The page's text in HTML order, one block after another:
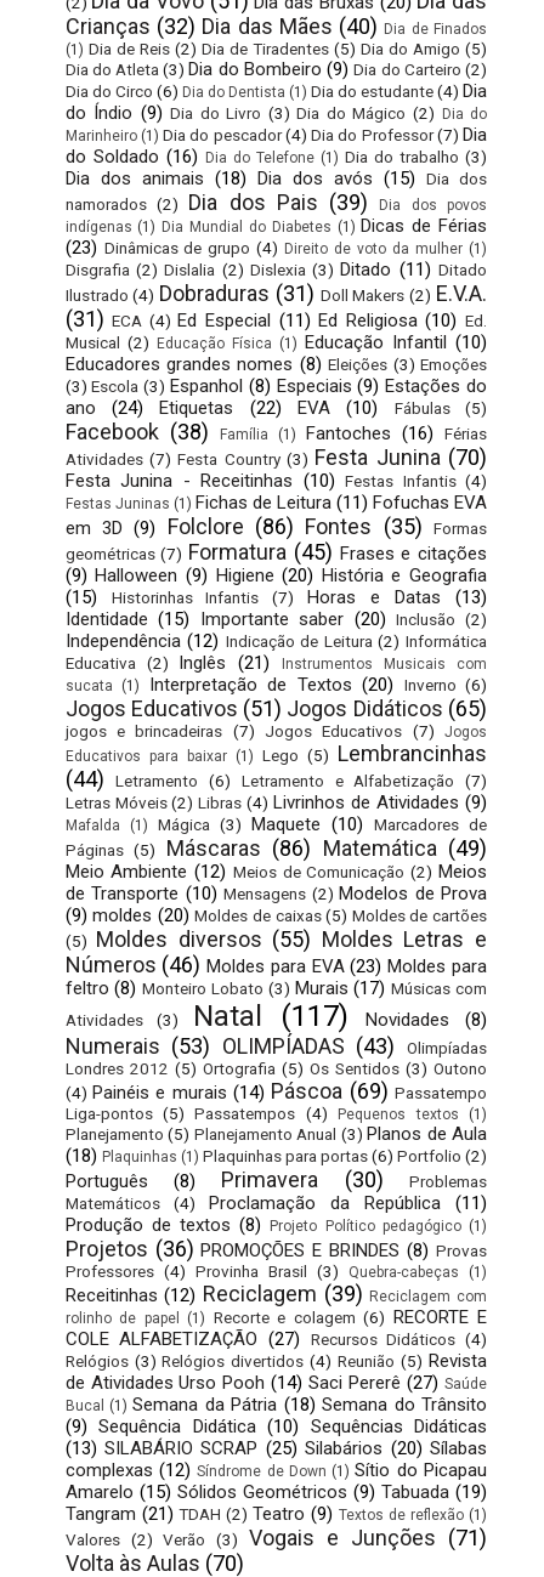
Crianças (32) Dia das Mães (40) Dia de Finados
(1) Dia de Reis (2) Dia de Tiradentes (5) Dia do Amigo (5)
Dia do Atleta (3) Dia do Bombeiro (9) Dia do Carteiro (2)
Dia do Circo (6) Dia do Dentista (1) Dia do estudante(4) Dia
do Índio (9) Dia do Livro (3) Dia do Mágico (2)
Dia do
Marinheiro (1) Dia do pescador (4) Dia do Professor (7) Dia
do Soldado (16) Dia do Telefone (1) Dia do trabalho (3)
Dia dos animais (18) Dia dos avós (15)
Dia dos
namorados (2) Dia dos Pais (39)
Dia dos povos
indígenas (1) Dia Mundial do Diabetes (1) Dicas de Férias
(23) Dinâmicas de grupo (4) Direito de voto da mulher (1)
Disgrafia (2) Dislalia (2) Dislexia (3) Ditado (11) Ditado
Ilustrado (4) Dobraduras (31) Doll Makers (2) E.V.A.
(31) ECA (4) Ed Especial (11) Ed Religiosa (10) Ed.
Musical (2) Educação Física (1) Educação Infantil (10)
Educadores grandes nomes (8) Eleições (3) Emoções
(3) Escola (3) Espanhol (8) Especiais (9) Estações do
ano
(24) Etiquetas (22) EVA (10) Fábulas (5)
Facebook (38) Família (1) Fantoches (16)
Férias
Atividades (7) Festa Country (3) Festa Junina (70)
Festa Junina - Receitinhas (10) Festas Infantis (4)
Festas Juninas (1) Fichas de Leitura (11) Fofuchas EVA
em 3D (9) Folclore (86) Fontes (35)
Formas
geométricas (7) Formatura (45) Frases e citações
(9) Halloween (9) Higiene (20) História e Geografia
(15)
Historinhas Infantis (7) Horas e Datas
(13)
Identidade (15) Importante saber (20) Inclusão (2)
Independência (12) Indicação de Leitura (2) Informática
Educativa
(2) Inglês (21)
Instrumentos Musicais com
sucata
(1) Interpretação de Textos (20) Inverno (6)
Jogos Educativos (51) Jogos Didáticos (65)
jogos e brincadeiras (7) Jogos Educativos (7)
Jogos
Educativos para baixar (1) Lego (5) Lembrancinhas
(44)
Letramento (6) Letramento e Alfabetização
(7)
Letras Móveis (2) Libras (4) Livrinhos de Atividades (9)
Mafalda (1) Mágica (3) Maquete (10)
Marcadores de
Páginas (5) Máscaras (86) Matemática (49)
Meio Ambiente (12) Meios de Comunicação (2) Meios
de Transporte (10) Mensagens (2) Modelos de Prova
(9) moldes (20) Moldes de caixas (5) Moldes de cartões
(5) Moldes diversos (55) Moldes Letras e
Números (46) Moldes para EVA (23) Moldes para
feltro (8) Monteiro Lobato (3) Murais (17) Músicas com
Atividades
(3) Natal (117) Novidades (8)
Numerais (53) OLIMPÍADAS (43)
Olimpíadas
Londres 2012 (5) Ortografia (5) Os Sentidos (3) Outono
(4) Painéis e murais (14) Páscoa (69) Passatempo
Liga-pontos (5) Passatempos (4) Pequenos textos (1)
Planejamento (5) Planejamento Anual (3) Planos de Aula
(18) Plaquinhas (1) Plaquinhas para portas(6) Portfolio (2)
Português (8) Primavera (30)
Problemas
Matemáticos
(4) Proclamação da República
(11)
Produção de textos (8) Projeto Político pedagógico (1)
Projetos (36) PROMOÇÕES E BRINDES (8) Provas
Professores (4) Provinha Brasil (3) Quebra-cabeças (1)
Receitinhas (12) Reciclagem (39) Reciclagem com
rolinho de papel
(1) Recorte e colagem (6) RECORTE E
COLE ALFABETIZAÇÃO (27) Recursos Didáticos (4)
Relógios (3) Relógios divertidos (4) Reunião (5) Revista
de Atividades Urso Pooh (14) Saci Pererê (27) Saúde
Bucal
(1) Semana da Pátria (18) Semana do Trânsito
(9) Sequência Didática (10)
Sequências Didáticas
(13) SILABÁRIO SCRAP (25) Silabários (20) Sílabas
complexas (12) Síndrome de Down (1) Sítio do Picapau
Amarelo (15) Sólidos Geométricos (9) Tabuada (19)
Tangram (21) TDAH (2) Teatro (9) Textos de reflexão (1)
Valores (2) Verão (3) Vogais e Junções (71)
Volta às Aulas (70)